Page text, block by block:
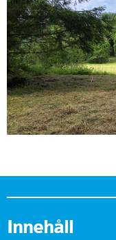
Innehåll